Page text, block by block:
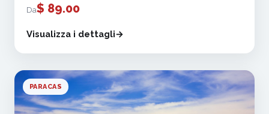
Da$ 89.00
Visualizza i dettagli
PARACAS